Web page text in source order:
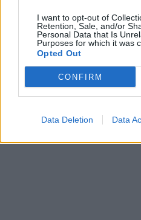
I want to opt-out of
Retention, Sale, and/or
Personal Data that Is
Purposes for which it was
Opted Out
CONFIRM
Data Deletion Data